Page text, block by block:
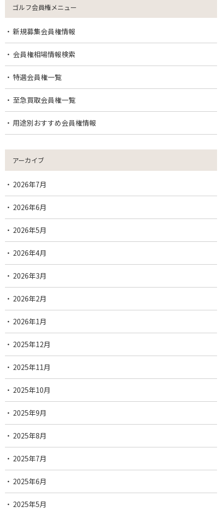
ゴルフ会員権メニュー
新規募集会員権情報
会員権相場情報検索
特選会員権一覧
至急買取会員権一覧
用途別おすすめ会員権情報
アーカイブ
2026年7月
2026年6月
2026年5月
2026年4月
2026年3月
2026年2月
2026年1月
2025年12月
2025年11月
2025年10月
2025年9月
2025年8月
2025年7月
2025年6月
2025年5月